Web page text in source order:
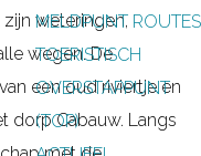
MELDPUNT ROUTES
TOERISTISCH
OVERSTAPPUNT
(TOP)
weteringen,
wegen. De
een oud riviertje en
dorp Cabauw. Langs